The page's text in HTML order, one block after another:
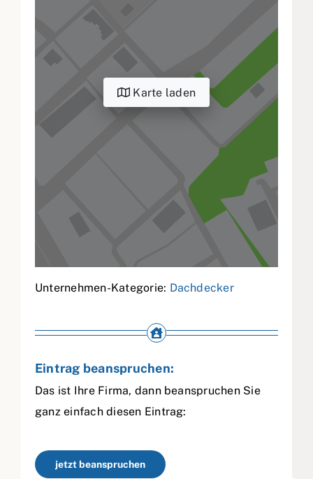
Karte laden
Unternehmen-Kategorie: Dachdecker
Eintrag beanspruchen:
Das ist Ihre Firma, dann beanspruchen Sie
ganz einfach diesen Eintrag:
jetzt beanspruchen